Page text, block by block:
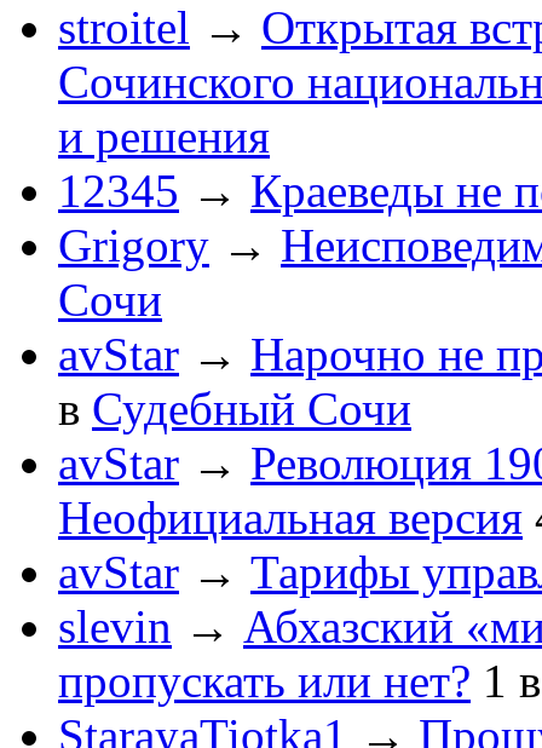
stroitel → Открытая
Сочинского
и решения
12345 → Краеведы не
Grigory →
Сочи
avStar → Нарочно не
в Судебный Сочи
avStar → Революция
Неофициальная версия
avStar → Тарифы
slevin → Абхазский
пропускать или нет? 1
StarayaTiotka1
→